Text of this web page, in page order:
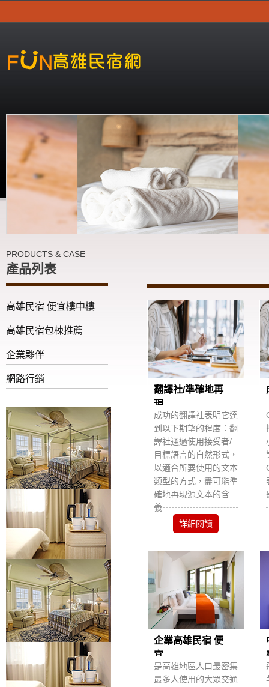
PRODUCTS & CASE
產品列表
高雄民宿 便宜樓中樓
高雄民宿包棟推薦
企業夥伴
網路行銷
翻譯社/準確地再
現...
成功的翻譯社表明它達
到以下期望的程度：翻
譯社通過使用接受者/
目標語言的自然形式，
以適合所要使用的文本
類型的方式，盡可能準
確地再現源文本的含
義...
詳細閱讀
企業高雄民宿 便
宜...
是高雄地區人口最密集
最多人使用的大眾交通